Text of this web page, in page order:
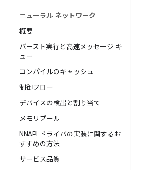
ニューラル ネットワーク
概要
バースト実行と高速メッセージ キ
ュー
コンパイルのキャッシュ
制御フロー
デバイスの検出と割り当て
メモリプール
NNAPI ドライバの実装に関するお
すすめの方法
サービス品質